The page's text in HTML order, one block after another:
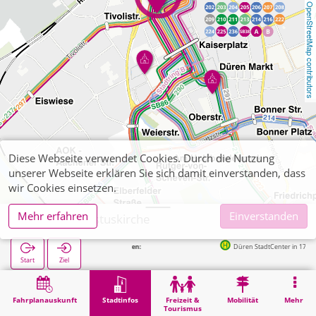
OpenStreetMap contributors
Fahrplanauskunft Stadtinfos
Freizeit &
Tourismus
Mobilität Mehr
Düren, Christuskirche
Start Ziel
Nächste Haltestellen: Düren StadtCenter in 170m
Stadtinfos Düren, Christuskirche
Diese Webseite verwendet Cookies. Durch die Nutzung
unserer Webseite erklären Sie sich damit einverstanden, dass
wir Cookies einsetzen.
Mehr erfahren
Einverstanden